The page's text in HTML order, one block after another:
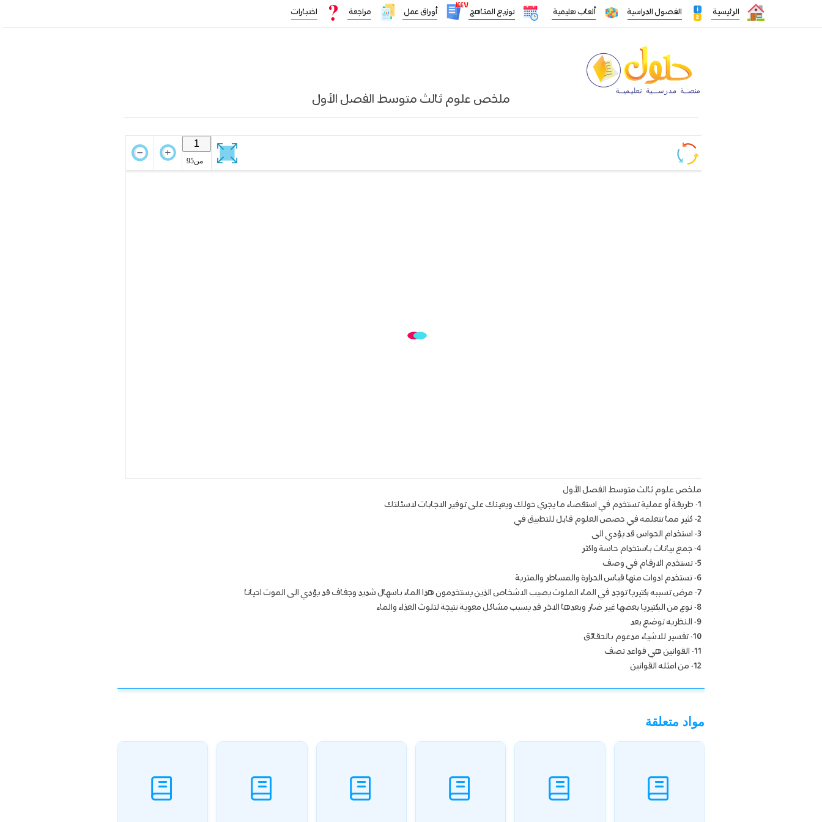
الرئيسية الفصول الدراسية ألعاب تعليمية توزيع المناهج
١٤٤٧
أوراق عمل مراجعة اختبارات
ملخص علوم ثالث متوسط الفصل الأول
ملخص علوم ثالث متوسط الفصل الأول
1- طريقة أو عملية تستخدم في استقصاء ما يجري حولك ويعينك على توفير الاجابات لاسئلتك
2- كثير مما تتعلمه في حصص العلوم قابل للتطبيق في
3- استخدام الحواس قد يؤدي الى
4- جمع بيانات باستخدام حاسة واكثر
5- تستخدم الارقام في وصف
6- تستخدم ادوات منها قياس الحرارة والمساطر والمترية
7- مرض تسببه بكتيريا توجد في الماء الملوث يصيب الاشخاص الذين يستخدمون هذا الماء باسهال شديد وجفاف قد يؤدي الى الموت احيانا
8- نوع من البكتيريا بعضها غير ضار وبعدها الاخر قد يسبب مشاكل معوية نتيجة لتلوث الغذاء والماء
9- النظريه توضع بعد
10- تفسير للاشياء مدعوم بالحقائق
11- القوانين هي قواعد تصف
12- من امثله القوانين
مواد متعلقة